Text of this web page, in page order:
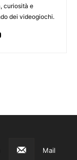
curiosità e
dei videogiochi.
Mail